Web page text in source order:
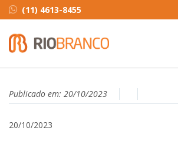
(11) 4613-8455
Publicado em: 20/10/2023
20/10/2023